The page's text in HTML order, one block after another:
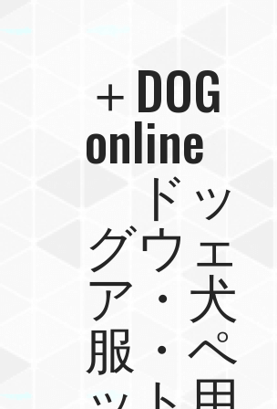
＋DOG
online
ドッ
グウェ
ア・犬
服・ペ